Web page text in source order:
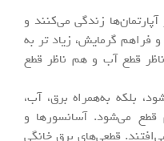
زندگی می‌کنند و
فراهم گرمایش، زیاد تر به
قطع آب و هم ناظر قطع
بلکه به‌همراه برق، آب،
می‌شود. آسانسورها و
قطعی‌های برق خانگی